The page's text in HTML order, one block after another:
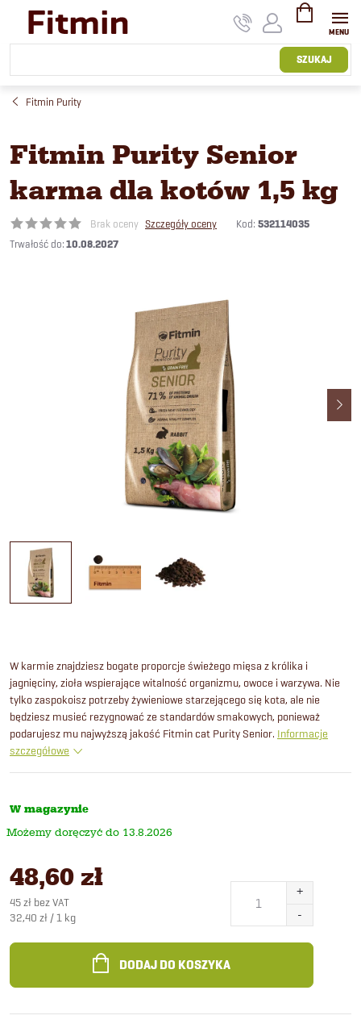
treści
SZUKAJ
KOSZYK
Fitmin Purity
Fitmin Purity Senior
karma dla kotów 1,5 kg
Brak oceny Szczegóły oceny Kod: 532114035
10.08.2027
W karmie znajdziesz bogate proporcje świeżego mięsa z królika i
jagnięciny, zioła wspierające witalność organizmu, owoce i warzywa. Nie
tylko zaspokoisz potrzeby żywieniowe starzejącego się kota, ale nie
będziesz musieć rezygnować ze standardów smakowych, ponieważ
podarujesz mu najwyższą jakość Fitmin cat Purity Senior. Informacje
szczegółowe
W magazynie
13.8.2026
48,60 zł
45 zł bez VAT
Cena
32,40 zł / 1 kg
DODAJ DO KOSZYKA